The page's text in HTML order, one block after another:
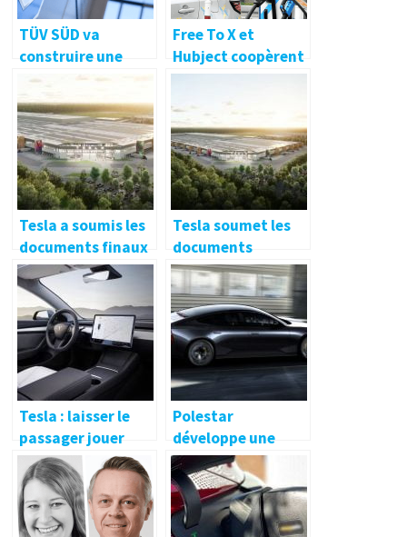
TÜV SÜD va
construire une
installation
d’essai de
batteries dans le
Michigan
Free To X et
Hubject coopèrent
Tesla a soumis les
documents finaux
pour l’approbation
de la production de
la Gigafactory
Berlin
Tesla soumet les
documents
d’approbation de
la Gigafactory
Berlin : ministère
de
l’Environnement
Tesla : laisser le
passager jouer
n’est pas du goût
des autorités
Polestar
développe une
batterie 800 volts
pour ses futurs
électriques